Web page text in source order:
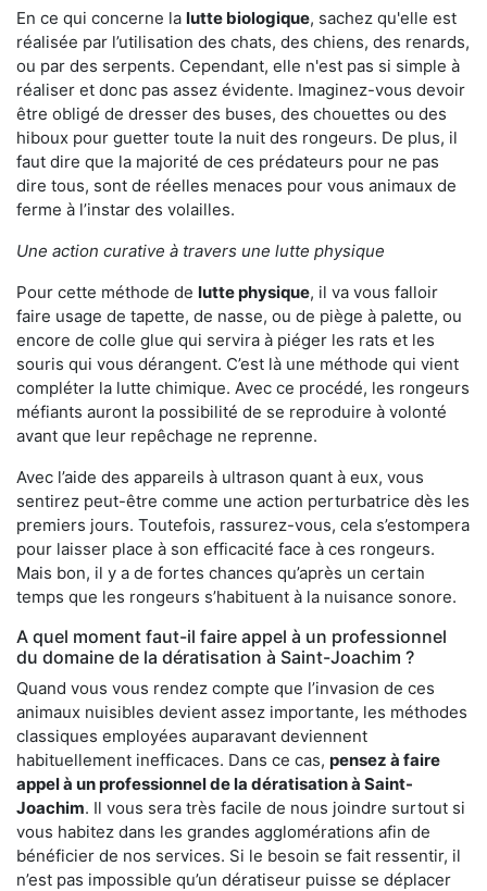
En ce qui concerne la lutte biologique, sachez qu'elle est
réalisée par l’utilisation des chats, des chiens, des renards,
ou par des serpents. Cependant, elle n'est pas si simple à
réaliser et donc pas assez évidente. Imaginez-vous devoir
être obligé de dresser des buses, des chouettes ou des
hiboux pour guetter toute la nuit des rongeurs. De plus, il
faut dire que la majorité de ces prédateurs pour ne pas
dire tous, sont de réelles menaces pour vous animaux de
ferme à l’instar des volailles.
Une action curative à travers une lutte physique
Pour cette méthode de lutte physique, il va vous falloir
faire usage de tapette, de nasse, ou de piège à palette, ou
encore de colle glue qui servira à piéger les rats et les
souris qui vous dérangent. C’est là une méthode qui vient
compléter la lutte chimique. Avec ce procédé, les rongeurs
méfiants auront la possibilité de se reproduire à volonté
avant que leur repêchage ne reprenne.
Avec l’aide des appareils à ultrason quant à eux, vous
sentirez peut-être comme une action perturbatrice dès les
premiers jours. Toutefois, rassurez-vous, cela s’estompera
pour laisser place à son efficacité face à ces rongeurs.
Mais bon, il y a de fortes chances qu’après un certain
temps que les rongeurs s’habituent à la nuisance sonore.
A quel moment faut-il faire appel à un professionnel
du domaine de la dératisation à Saint-Joachim ?
Quand vous vous rendez compte que l’invasion de ces
animaux nuisibles devient assez importante, les méthodes
classiques employées auparavant deviennent
habituellement inefficaces. Dans ce cas, pensez à faire
appel à un professionnel de la dératisation à Saint-
Joachim. Il vous sera très facile de nous joindre surtout si
vous habitez dans les grandes agglomérations afin de
bénéficier de nos services. Si le besoin se fait ressentir, il
n’est pas impossible qu’un dératiseur puisse se déplacer